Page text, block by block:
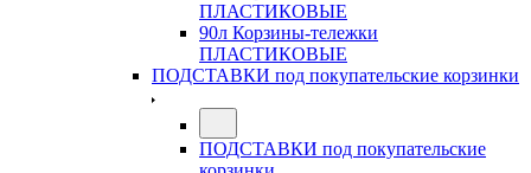
ПЛАСТИКОВЫЕ
90л Корзины-тележки
ПЛАСТИКОВЫЕ
ПОДСТАВКИ под покупательские корзинки
ПОДСТАВКИ под покупательские